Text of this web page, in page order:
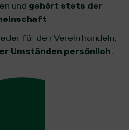
und gehört stets der
.
für den Verein handeln,
Umständen persönlich.